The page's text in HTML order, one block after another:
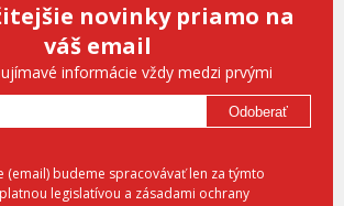
novinky priamo na
váš email
informácie vždy medzi prvými
Odoberať
(email) budeme spracovávať len za týmto
legislatívou a zásadami ochrany